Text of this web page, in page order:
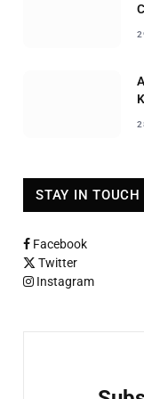
STAY IN TOUCH
Facebook
Twitter
Instagram